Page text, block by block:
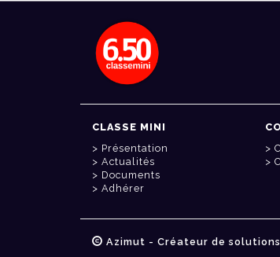
CLASSE MINI
Présentation
Actualités
Documents
Adhérer
Azimut - Créateur de